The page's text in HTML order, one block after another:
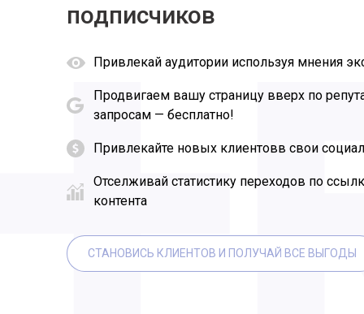
подписчиков
Привлекай аудитории используя мнения
Продвигаем вашу страницу вверх по
запросам — бесплатно!
Привлекайте новых клиентовв свои
Отселживай статистику переходов по
контента
СТАНОВИСЬ КЛИЕНТОВ И ПОЛУЧАЙ ВСЕ ВЫГОДЫ